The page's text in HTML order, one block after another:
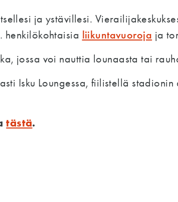
ja ystävillesi.
henkilökohtaisia liikuntavuoroja ja
jossa voi nauttia lounaasta tai
Isku Loungessa, fiilistellä
tästä.